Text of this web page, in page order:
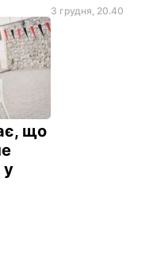
3 грудня, 20.40
що
у